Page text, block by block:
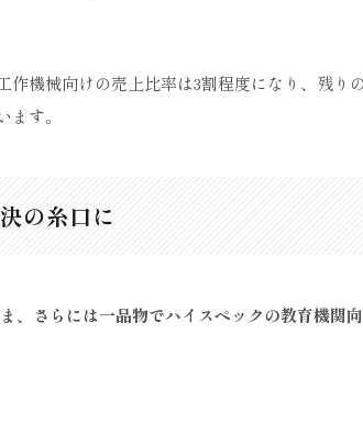
機械向けの売上比率は3割程度になり、残り
す。
の糸口に
、さらには一品物でハイスペックの教育機関